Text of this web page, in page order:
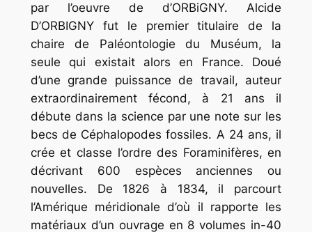
par l’oeuvre de d’ORBiGNY. Alcide
D’ORBIGNY fut le premier titulaire de la
chaire de Paléontologie du Muséum, la
seule qui existait alors en France. Doué
d’une grande puissance de travail, auteur
extraordinairement fécond, à 21 ans il
débute dans la science par une note sur les
becs de Céphalopodes fossiles. A 24 ans, il
crée et classe l’ordre des Foraminifères, en
décrivant 600 espèces anciennes ou
nouvelles. De 1826 à 1834, il parcourt
l’Amérique méridionale d’où il rapporte les
matériaux d’un ouvrage en 8 volumes in-40